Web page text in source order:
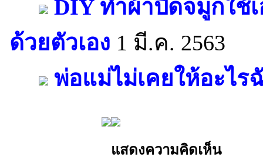
DIY ทำผ้าปิดจมูกใช้
ด้วยตัวเอง 1 มี.ค. 2563
พ่อแม่ไม่เคยให้อะไร
แสดงความคิดเห็น